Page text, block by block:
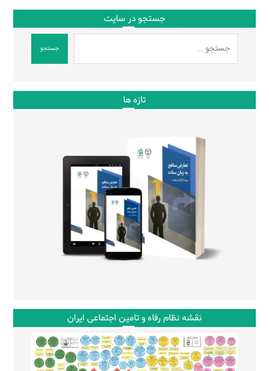
جستجو در سایت
جستجو
تازه ها
نقشه نظام رفاه و تامین اجتماعی ایران